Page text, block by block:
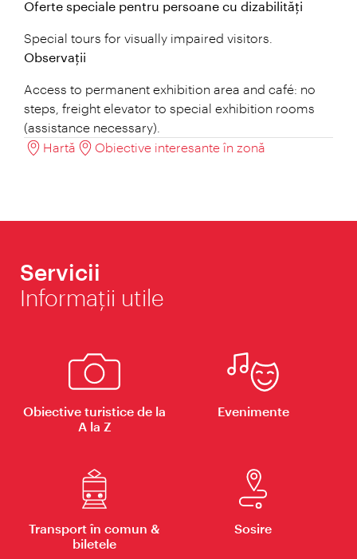
Oferte speciale pentru persoane cu dizabilități
Special tours for visually impaired visitors.
Observații
Access to permanent exhibition area and café: no
steps, freight elevator to special exhibition rooms
(assistance necessary).
Hartă
Obiective interesante în zonă
Servicii
Informaţii utile
Obiective turistice de la
A la Z
Evenimente
Transport în comun &
biletele
Sosire